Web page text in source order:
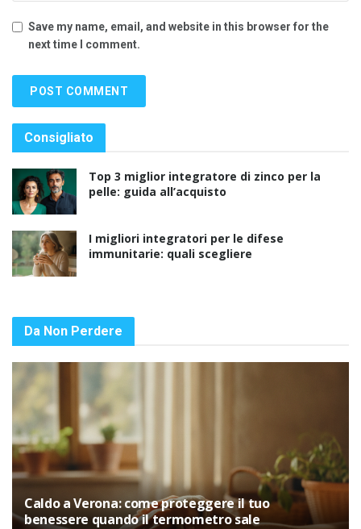
Save my name, email, and website in this browser for the
next time I comment.
Consigliato
Top 3 miglior integratore di zinco per la
pelle: guida all’acquisto
I migliori integratori per le difese
immunitarie: quali scegliere
Da Non Perdere
Caldo a Verona: come proteggere il tuo
benessere quando il termometro sale